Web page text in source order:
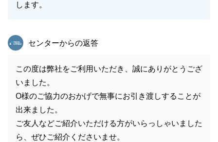
します。
東急リバブル
センターからの返答
この度は弊社をご利用いただき、誠にありがとうござ
いました。
O様のご協力のおかげで無事にお引き渡しすることが
出来ました。
ご友人などご紹介いただける方がいらっしゃいました
ら、ぜひご紹介くださいませ。